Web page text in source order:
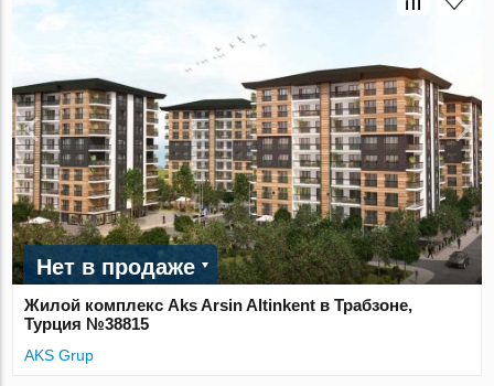
Нет в продаже
Жилой комплекс Aks Arsin Altinkent в Трабзоне,
Турция №38815
AKS Grup